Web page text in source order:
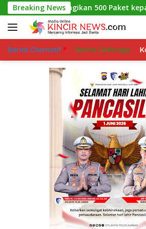
Skip
to
content
Breaking News
Bagikan 500 Paket kepada Jemaah
Berita Otomotif Berita Olahraga